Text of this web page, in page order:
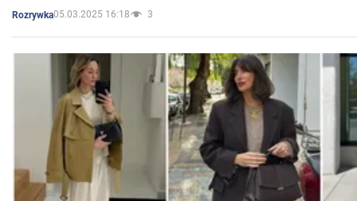
Rozrywka05.03.2025 16:18 3